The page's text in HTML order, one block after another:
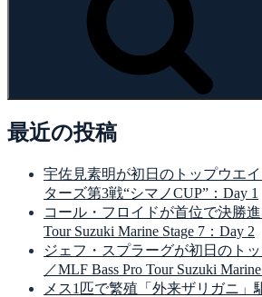
最近の投稿
宇佐見素明が初日のトップウエ
ターズ第3戦“シマノCUP”：Day 1
コール・フロイドが首位で決勝進
Tour Suzuki Marine Stage 7：Day 2
ジェフ・スプラーグが初日のト
／MLF Bass Pro Tour Suzuki
メス1匹で繁殖「外来ザリガニ」